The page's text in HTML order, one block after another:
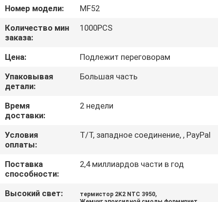
ПУТЕШЕСТВИЕ
ФАБРИКИ
ПРОВЕРКА
КАЧЕСТВА
СВЯЖИТЕСЬ
МЫ
НОВОСТИ
Номер модели:
MF52
Количество мин
заказа:
1000PCS
Цена:
Подлежит переговорам
Упаковывая
детали:
Большая часть
Время
доставки:
2 недели
Условия
оплаты:
T/T, западное соединение, , PayPal
Поставка
способности:
2,4 миллиардов части в год
Высокий свет: термистор 2K2 NTC 3950,